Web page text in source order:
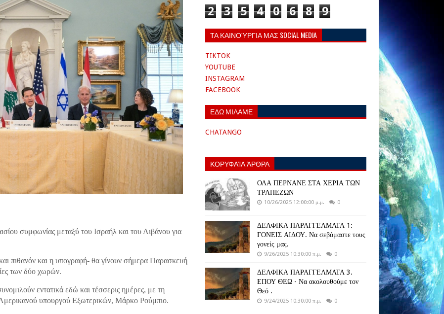
συμφωνίας μεταξύ του Ισραήλ και του Λιβάνου για
πιθανόν και η υπογραφή- θα γίνουν σήμερα Παρασκευή
των δύο χωρών.
εντατικά εδώ και τέσσερις ημέρες, με τη
υπουργού Εξωτερικών, Μάρκο Ρούμπιο.
2 3 5 4 0 6 8 9
ΤΑ ΚΑΙΝΟΎΡΓΙΑ ΜΑΣ SOCIAL MEDIA
TIKTOK
YOUTUBE
INSTAGRAM
FACEBOOK
ΕΔΩ ΜΙΛΑΜΕ
CHATANGO
ΚΟΡΥΦΑΊΑ ΆΡΘΡΑ
ΟΛΑ ΠΕΡΝΑΝΕ ΣΤΑ ΧΕΡΙΑ ΤΩΝ
ΤΡΑΠΕΖΩΝ
10/26/2025 12:00:00 μ.μ. 0
ΔΕΛΦΙΚΑ ΠΑΡΑΓΓΕΛΜΑΤΑ 1:
ΓΟΝΕΙΣ ΑΙΔΟΥ. Να σεβόμαστε τους
γονείς μας.
9/26/2025 10:30:00 π.μ. 0
ΔΕΛΦΙΚΑ ΠΑΡΑΓΓΕΛΜΑΤΑ 3.
ΕΠΟΥ ΘΕΩ - Να ακολουθούμε τον
Θεό .
9/24/2025 10:30:00 π.μ. 0